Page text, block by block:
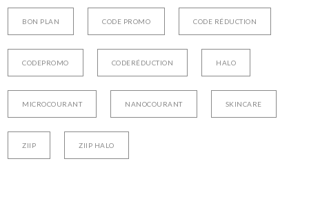
BON PLAN CODE PROMO CODE RÉDUCTION
CODEPROMO CODERÉDUCTION HALO
MICROCOURANT NANOCOURANT SKINCARE
ZIIP ZIIP HALO